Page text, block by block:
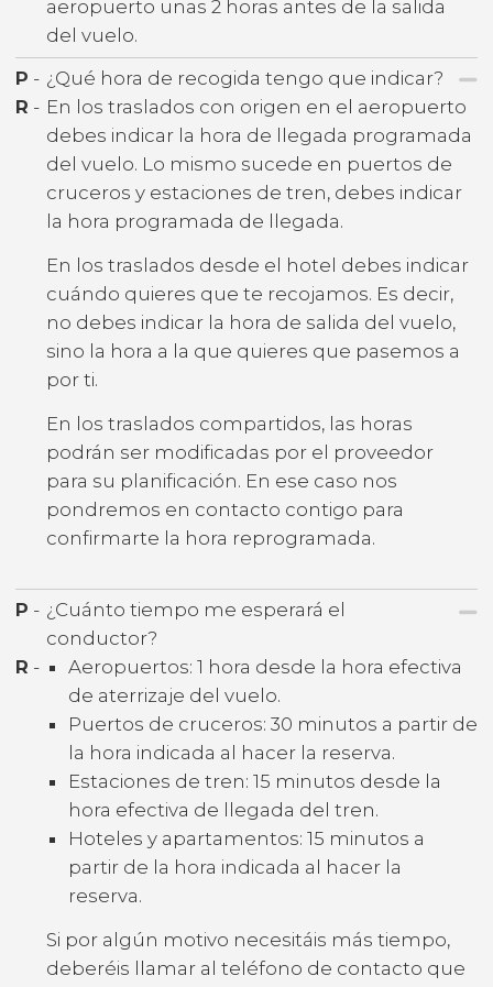
aeropuerto unas 2 horas antes de la salida
del vuelo.
P - ¿Qué hora de recogida tengo que indicar?
R - En los traslados con origen en el aeropuerto
debes indicar la hora de llegada programada
del vuelo. Lo mismo sucede en puertos de
cruceros y estaciones de tren, debes indicar
la hora programada de llegada.
En los traslados desde el hotel debes indicar
cuándo quieres que te recojamos. Es decir,
no debes indicar la hora de salida del vuelo,
sino la hora a la que quieres que pasemos a
por ti.
En los traslados compartidos, las horas
podrán ser modificadas por el proveedor
para su planificación. En ese caso nos
pondremos en contacto contigo para
confirmarte la hora reprogramada.
P - ¿Cuánto tiempo me esperará el
conductor?
R -
Aeropuertos: 1 hora desde la hora efectiva
de aterrizaje del vuelo.
Puertos de cruceros: 30 minutos a partir de
la hora indicada al hacer la reserva.
Estaciones de tren: 15 minutos desde la
hora efectiva de llegada del tren.
Hoteles y apartamentos: 15 minutos a
partir de la hora indicada al hacer la
reserva.
Si por algún motivo necesitáis más tiempo,
deberéis llamar al teléfono de contacto que